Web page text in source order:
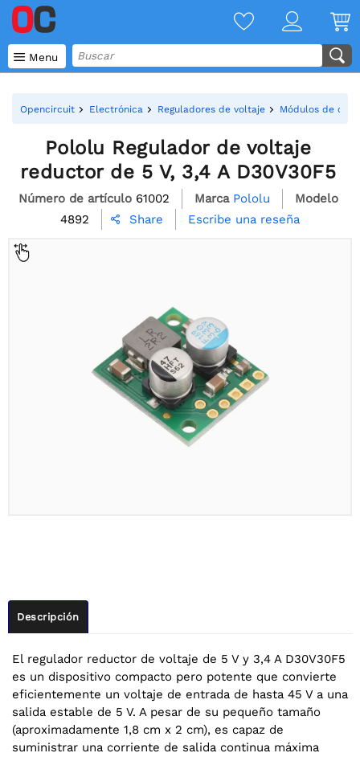
 Menu
Opencircuit Electrónica Reguladores de voltaje Módulos de
Pololu Regulador de voltaje
reductor de 5 V, 3,4 A D30V30F5
Número de artículo 61002 Marca Pololu
Modelo
4892
 Share Escribe una reseña
Descripción
El regulador reductor de voltaje de 5 V y 3,4 A D30V30F5
es un dispositivo compacto pero potente que convierte
eficientemente un voltaje de entrada de hasta 45 V a una
salida estable de 5 V. A pesar de su pequeño tamaño
(aproximadamente 1,8 cm x 2 cm), es capaz de
suministrar una corriente de salida continua máxima